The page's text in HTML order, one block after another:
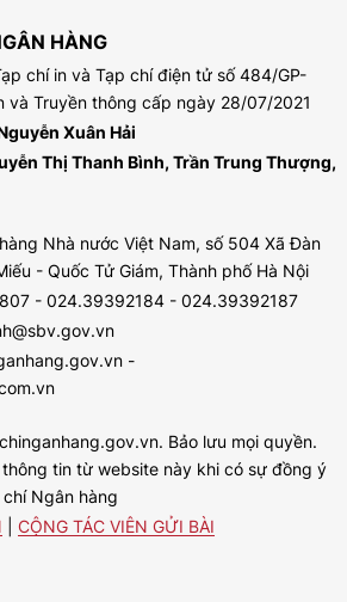
HÀNG
chí in và Tạp chí điện tử số 484/GP-
và Truyền thông cấp ngày 28/07/2021
Xuân Hải
Thị Thanh Bình, Trần Trung Thượng,
Nhà nước Việt Nam, số 504 Xã Đàn
- Quốc Tử Giám, Thành phố Hà Nội
- 024.39392184 - 024.39392187
-
Bảo lưu mọi quyền.
tin từ website này khi có sự đồng ý
Ngân hàng
CỘNG TÁC VIÊN GỬI BÀI